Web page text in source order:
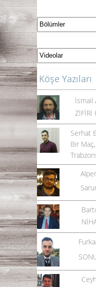
Köşe Yazıları
İsmail
ZİFİRİ
Serhat
Bir